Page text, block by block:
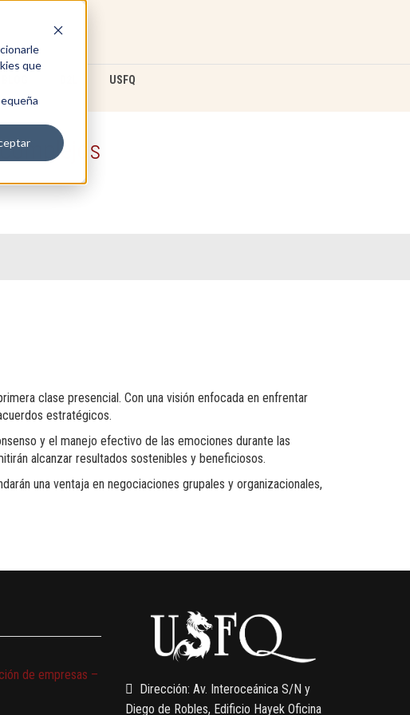
que
USFQ
clase presencial. Con una visión enfocada en enfrentar
estratégicos.
y el manejo efectivo de las emociones durante las
alcanzar resultados sostenibles y beneficiosos.
una ventaja en negociaciones grupales y organizacionales,
de empresas –
Dirección: Av. Interoceánica S/N y
Diego de Robles, Edificio Hayek Oficina